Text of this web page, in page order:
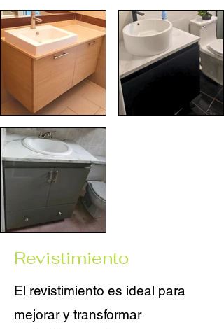
Revistimiento
El revistimiento es ideal para
mejorar y transformar